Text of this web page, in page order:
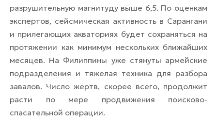
разрушительную магнитуду выше 6,5. По оценкам
экспертов, сейсмическая активность в Сарангани
и прилегающих акваториях будет сохраняться на
протяжении как минимум нескольких ближайших
месяцев. На Филиппины уже стянуты армейские
подразделения и тяжелая техника для разбора
завалов. Число жертв, скорее всего, продолжит
расти по мере продвижения поисково-
спасательной операции.